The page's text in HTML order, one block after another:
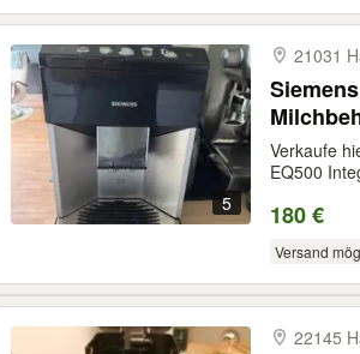
5
21031
Verkaufe
EQ500
180 €
Versand
22145